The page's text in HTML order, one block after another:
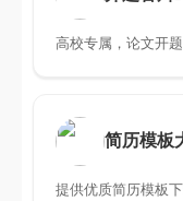
高校专属，论文开
简历模板
提供优质简历模板